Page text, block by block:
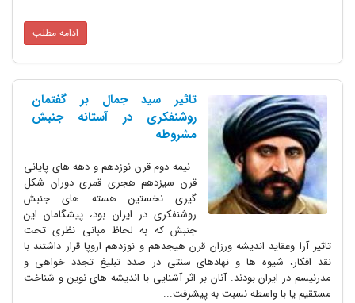
ادامه مطلب
تاثیر سید جمال بر گفتمان
روشنفکری در آستانه جنبش
مشروطه
نیمه دوم قرن نوزدهم و دهه های پایانی
قرن سیزدهم هجری قمری دوران شکل
گیری نخستین هسته های جنبش
روشنفکری در ایران بود، پیشگامان این
جنبش که به لحاظ مبانی نظری تحت
تاثیر آرا وعقاید اندیشه ورزان قرن هیجدهم و نوزدهم اروپا قرار داشتند با
نقد افکار، شیوه ها و نهادهای سنتی در صدد تبلیغ تجدد خواهی و
مدرنیسم در ایران بودند. آنان بر اثر آشنایی با اندیشه های نوین و شناخت
مستقیم یا با واسطه نسبت به پیشرفت...